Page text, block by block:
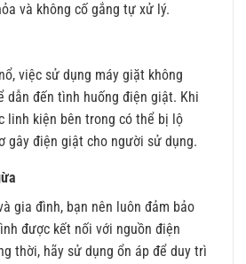
và không cố gắng tự xử lý.
việc sử dụng máy giặt không
dẫn đến tình huống điện giật. Khi
linh kiện bên trong có thể bị lộ
gây điện giật cho người sử dụng.
gia đình, bạn nên luôn đảm bảo
được kết nối với nguồn điện
thời, hãy sử dụng ổn áp để duy trì